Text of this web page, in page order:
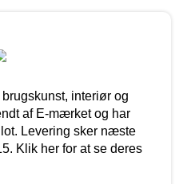
interiør og
af E-mærket og har
Levering sker næste
Klik her for at se deres